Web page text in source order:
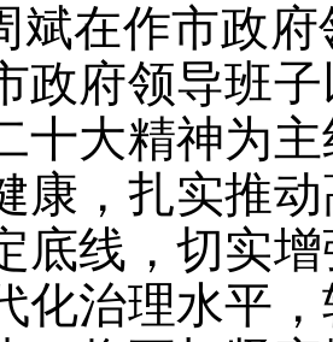
斌在作市政
政府领导班
十大精神为
康，扎实推
底线，切实
化治理水平